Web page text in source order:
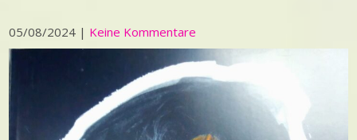
05/08/2024 | Keine Kommentare